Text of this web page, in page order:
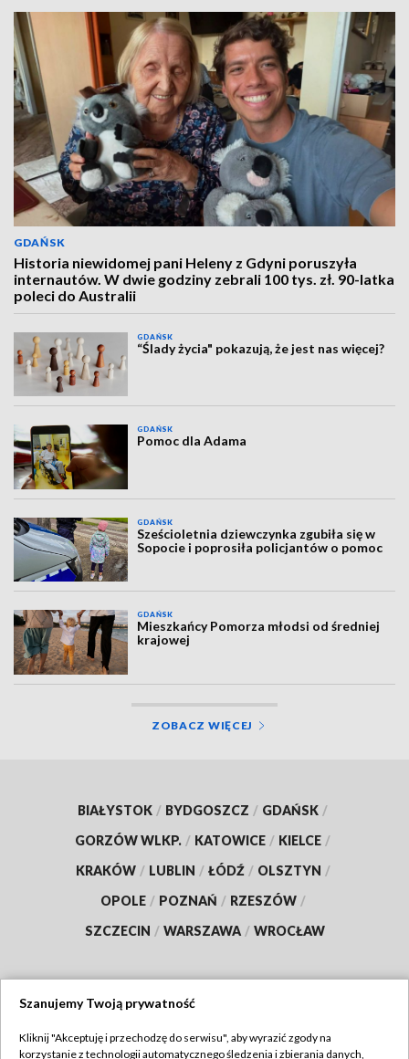
GDAŃSK
Historia niewidomej pani Heleny z Gdyni poruszyła
internautów. W dwie godziny zebrali 100 tys. zł. 90-latka
poleci do Australii
GDAŃSK
“Ślady życia" pokazują, że jest nas więcej?
GDAŃSK
Pomoc dla Adama
GDAŃSK
Sześcioletnia dziewczynka zgubiła się w
Sopocie i poprosiła policjantów o pomoc
GDAŃSK
Mieszkańcy Pomorza młodsi od średniej
krajowej
ZOBACZ WIĘCEJ
BIAŁYSTOK / BYDGOSZCZ / GDAŃSK /
GORZÓW WLKP. / KATOWICE / KIELCE /
KRAKÓW / LUBLIN / ŁÓDŹ / OLSZTYN /
OPOLE / POZNAŃ / RZESZÓW /
SZCZECIN / WARSZAWA / WROCŁAW
Szanujemy Twoją prywatność
Kliknij "Akceptuję i przechodzę do serwisu", aby wyrazić zgody na
korzystanie z technologii automatycznego śledzenia i zbierania danych,